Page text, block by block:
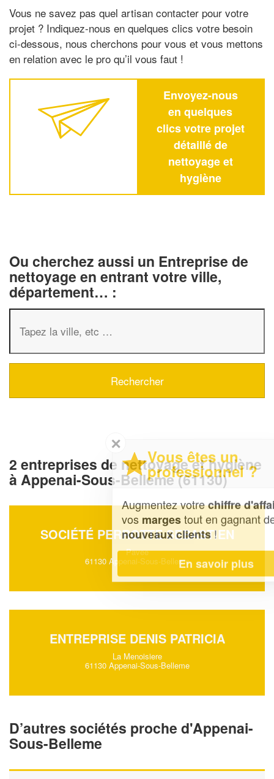
Vous ne savez pas quel artisan contacter pour votre
projet ? Indiquez-nous en quelques clics votre besoin
ci-dessous, nous cherchons pour vous et vous mettons
en relation avec le pro qu’il vous faut !
Envoyez-nous
en quelques
clics votre projet
détaillé de
nettoyage et
hygiène
Ou cherchez aussi un Entreprise de
nettoyage en entrant votre ville,
département… :
2 entreprises de nettoyage et hygiène
à Appenai-Sous-Belleme (61130)
SOCIÉTÉ PERROTTE SEBASTIEN
Pavee
61130 Appenai-Sous-Belleme
ENTREPRISE DENIS PATRICIA
La Menoisiere
61130 Appenai-Sous-Belleme
D’autres sociétés proche d'Appenai-
Sous-Belleme
Vous êtes un
professionnel ?
Augmentez votrechiffre d'affaireset
margestout en gagnant de
nouveaux clients!
En savoir plus